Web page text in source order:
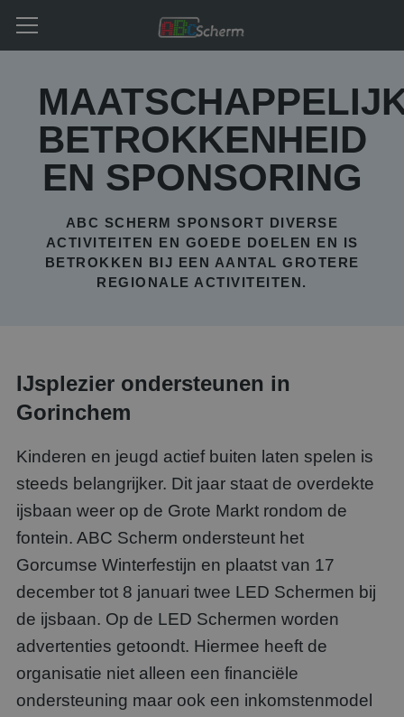
BETROKKENHEID
EN SPONSORING
ABC SCHERM SPONSORT DIVERSE
ACTIVITEITEN EN GOEDE DOELEN EN IS
BETROKKEN BIJ EEN AANTAL GROTERE
REGIONALE ACTIVITEITEN.
IJsplezier ondersteunen in
Gorinchem
Kinderen en jeugd actief buiten laten spelen is
steeds belangrijker. Dit jaar staat de overdekte
ijsbaan weer op de Grote Markt rondom de
fontein. ABC Scherm ondersteunt het
Gorcumse Winterfestijn en plaatst van 17
december tot 8 januari twee LED Schermen bij
de ijsbaan. Op de LED Schermen worden
advertenties getoondt. Hiermee heeft de
organisatie niet alleen een financiële
ondersteuning maar ook een inkomstenmodel